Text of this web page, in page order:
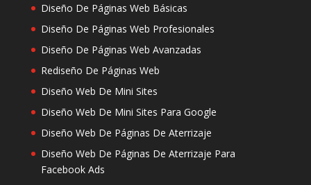
Diseño De Páginas Web Básicas
Diseño De Páginas Web Profesionales
Diseño De Páginas Web Avanzadas
Rediseño De Páginas Web
Diseño Web De Mini Sites
Diseño Web De Mini Sites Para Google
Diseño Web De Páginas De Aterrizaje
Diseño Web De Páginas De Aterrizaje Para
Facebook Ads